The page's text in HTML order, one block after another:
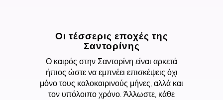
Οι τέσσερις εποχές της
Σαντορίνης
Ο καιρός στην Σαντορίνη είναι αρκετά
ήπιος ώστε να εμπνέει επισκέψεις όχι
μόνο τους καλοκαιρινούς μήνες, αλλά και
τον υπόλοιπο χρόνο. Άλλωστε, κάθε